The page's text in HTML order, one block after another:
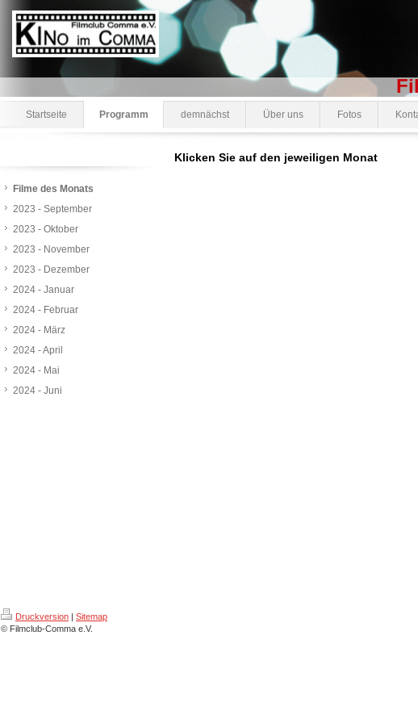
Filmclub-
Startseite Programm demnächst Über uns Fotos
Filme des Monats
2023 - September
2023 - Oktober
2023 - November
2023 - Dezember
2024 - Januar
2024 - Februar
2024 - März
2024 - April
2024 - Mai
2024 - Juni
Klicken Sie auf den jeweiligen Monat
Druckversion | Sitemap
© Filmclub-Comma e.V.